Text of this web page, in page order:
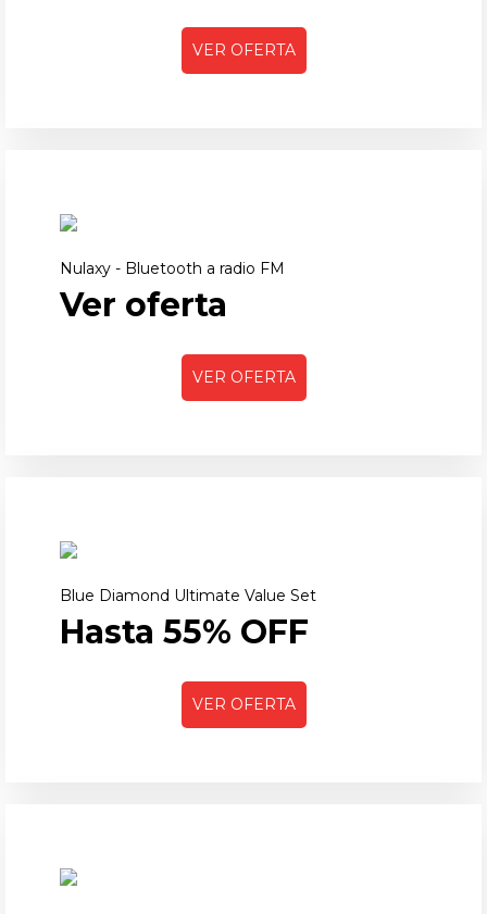
VER OFERTA
Nulaxy - Bluetooth a radio FM
Ver oferta
VER OFERTA
Blue Diamond Ultimate Value Set
Hasta 55% OFF
VER OFERTA